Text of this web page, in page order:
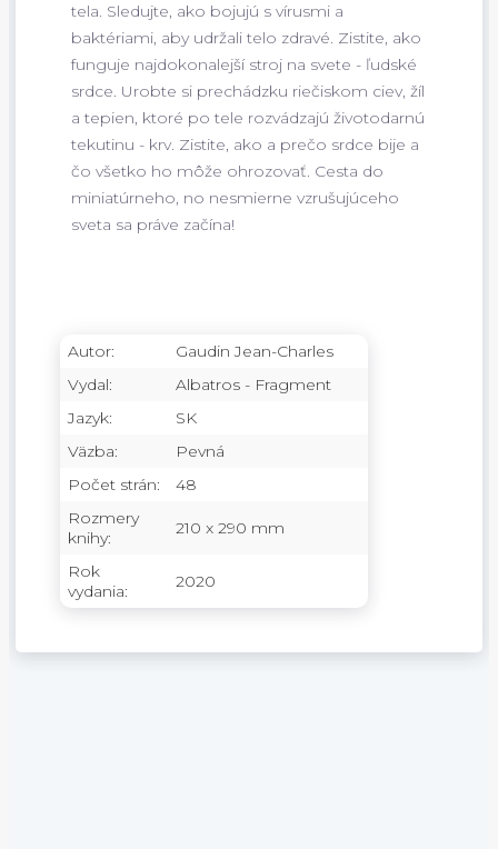
tela. Sledujte, ako bojujú s vírusmi a
baktériami, aby udržali telo zdravé. Zistite, ako
funguje najdokonalejší stroj na svete - ľudské
srdce. Urobte si prechádzku riečiskom ciev, žíl
a tepien, ktoré po tele rozvádzajú životodarnú
tekutinu - krv. Zistite, ako a prečo srdce bije a
čo všetko ho môže ohrozovať. Cesta do
miniatúrneho, no nesmierne vzrušujúceho
sveta sa práve začína!
Autor:
Gaudin Jean-Charles
Vydal:
Albatros - Fragment
Jazyk:
SK
Väzba:
Pevná
Počet strán:
48
Rozmery
knihy:
210 x 290 mm
Rok
vydania:
2020